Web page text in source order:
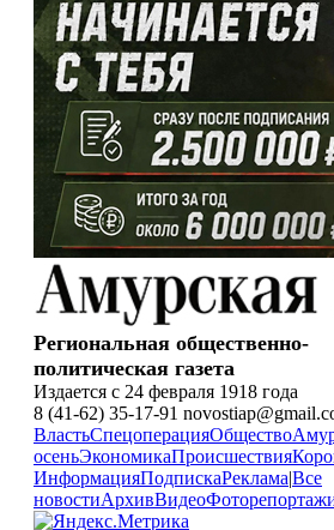
Региональная общественно-
политическая газета
Издается с 24 февраля 1918 года
8 (41-62) 35-17-91
ВластьСпецоперацияОбщество
осеньЭкономикаПроисшествия
ИнформацияПодпискаРеклама|Все
новостиАрхивВидео